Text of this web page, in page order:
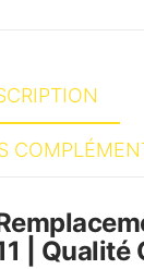
:
| Qualité